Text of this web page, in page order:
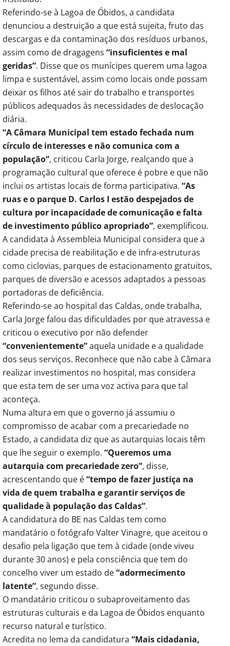
Referindo-se à Lagoa de Óbidos, a candidata
denunciou a destruição a que está sujeita, fruto das
descargas e da contaminação dos resíduos urbanos,
assim como de dragagens “insuficientes e mal
geridas”. Disse que os munícipes querem uma lagoa
limpa e sustentável, assim como locais onde possam
deixar os filhos até sair do trabalho e transportes
públicos adequados às necessidades de deslocação
diária.
“A Câmara Municipal tem estado fechada num
círculo de interesses e não comunica com a
população”, criticou Carla Jorge, realçando que a
programação cultural que oferece é pobre e que não
inclui os artistas locais de forma participativa. “As
ruas e o parque D. Carlos I estão despejados de
cultura por incapacidade de comunicação e falta
de investimento público apropriado”, exemplificou.
A candidata à Assembleia Municipal considera que a
cidade precisa de reabilitação e de infra-estruturas
como ciclovias, parques de estacionamento gratuitos,
parques de diversão e acessos adaptados a pessoas
portadoras de deficiência.
Referindo-se ao hospital das Caldas, onde trabalha,
Carla Jorge falou das dificuldades por que atravessa e
criticou o executivo por não defender
“convenientemente”aquela unidade e a qualidade
dos seus serviços. Reconhece que não cabe à Câmara
realizar investimentos no hospital, mas considera
que esta tem de ser uma voz activa para que tal
aconteça.
Numa altura em que o governo já assumiu o
compromisso de acabar com a precariedade no
Estado, a candidata diz que as autarquias locais têm
que lhe seguir o exemplo. “Queremos uma
autarquia com precariedade zero”, disse,
acrescentando que é“tempo de fazer justiça na
vida de quem trabalha e garantir serviços de
qualidade à população das Caldas”.
A candidatura do BE nas Caldas tem como
mandatário o fotógrafo Valter Vinagre, que aceitou o
desafio pela ligação que tem à cidade (onde viveu
durante 30 anos) e pela consciência que tem do
concelho viver um estado de“adormecimento
latente”, segundo disse.
O mandatário criticou o subaproveitamento das
estruturas culturais e da Lagoa de Óbidos enquanto
recurso natural e turístico.
Acredita no lema da candidatura “Mais cidadania,